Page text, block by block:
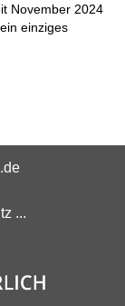
November 2024
einziges
...